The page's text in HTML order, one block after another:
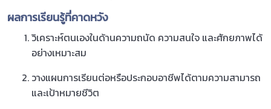
ผลการเรียนรู้ที่คาดหวัง
วิเคราะห์ตนเองในด้านความถนัด ความสนใจ และศักยภาพได้
อย่างเหมาะสม
วางแผนการเรียนต่อหรือประกอบอาชีพได้ตามความสามารถ
และเป้าหมายชีวิต